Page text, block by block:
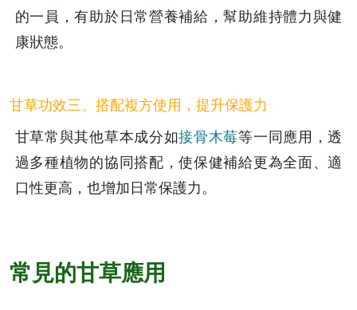
的一員，有助於日常營養補給，幫助維持體力與健
康狀態。
甘草功效三、搭配複方使用，提升保護力
甘草常與其他草本成分如接骨木莓等一同應用，透
過多種植物的協同搭配，使保健補給更為全面、適
口性更高，也增加日常保護力。
常見的甘草應用